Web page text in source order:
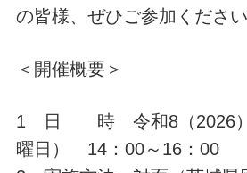
の皆様、ぜひご参加ください
＜開催概要＞
1 日 時 令和8（2026）
曜日） 14：00～16：00